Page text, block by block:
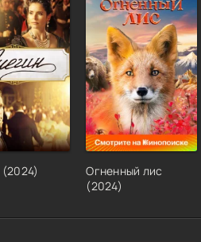
(2024)
Огненный лис
(2024)